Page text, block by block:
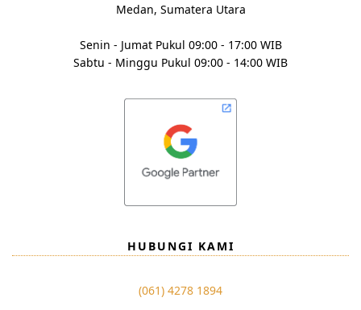
Medan, Sumatera Utara
Senin - Jumat Pukul 09:00 - 17:00 WIB
Sabtu - Minggu Pukul 09:00 - 14:00 WIB
HUBUNGI KAMI
(061) 4278 1894